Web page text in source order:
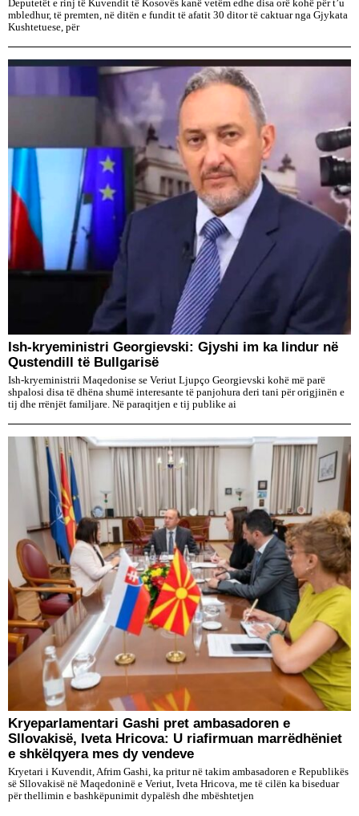
Deputetët e rinj të Kuvendit të Kosovës kanë vetëm edhe disa orë kohë për t’u
mbledhur, të premten, në ditën e fundit të afatit 30 ditor të caktuar nga Gjykata
Kushtetuese, për
Ish-kryeministri Georgievski: Gjyshi im ka lindur në
Qustendill të Bullgarisë
Ish-kryeministrii Maqedonise se Veriut Ljupço Georgievski kohë më parë
shpalosi disa të dhëna shumë interesante të panjohura deri tani për origjinën e
tij dhe rrënjët familjare. Në paraqitjen e tij publike ai
Kryeparlamentari Gashi pret ambasadoren e
Sllovakisë, Iveta Hricova: U riafirmuan marrëdhëniet
e shkëlqyera mes dy vendeve
Kryetari i Kuvendit, Afrim Gashi, ka pritur në takim ambasadoren e Republikës
së Sllovakisë në Maqedoninë e Veriut, Iveta Hricova, me të cilën ka biseduar
për thellimin e bashkëpunimit dypalësh dhe mbështetjen